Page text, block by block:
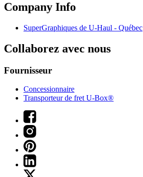
Company Info
SuperGraphiques de U-Haul - Québec
Collaborez avec nous
Fournisseur
Concessionnaire
Transporteur de fret U-Box®